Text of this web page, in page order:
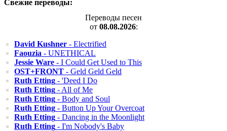
Свежие переводы:
Переводы песен
от 08.08.2026:
David Kushner - Electrified
Faouzia - UNETHICAL
Jessie Ware - I Could Get Used to This
OST+FRONT - Geld Geld Geld
Ruth Etting - 'Deed I Do
Ruth Etting - All of Me
Ruth Etting - Body and Soul
Ruth Etting - Button Up Your Overcoat
Ruth Etting - Dancing in the Moonlight
Ruth Etting - I'm Nobody's Baby